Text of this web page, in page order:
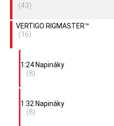
(43)
VERTIGO RIGMASTER™
(16)
1:24 Napináky
(8)
1:32 Napináky
(8)